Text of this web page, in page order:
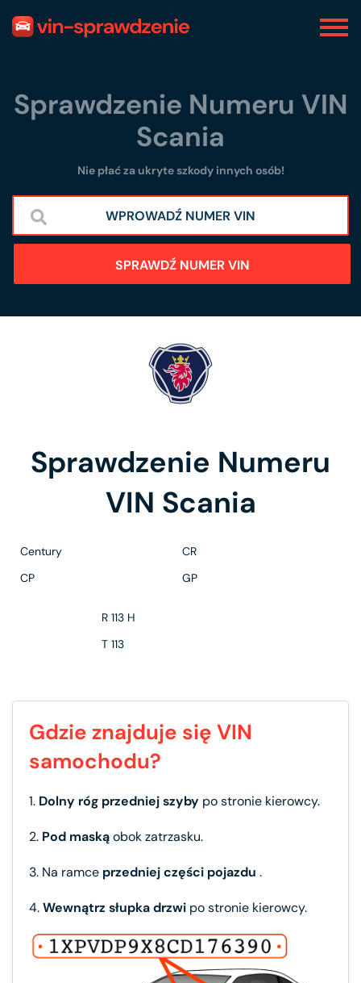
Sprawdzenie Numeru VIN
Scania
Nie płać za ukryte szkody innych osób!
SPRAWDŹ NUMER VIN
Sprawdzenie Numeru
VIN Scania
Century
CP
CR
GP
R 113 H
T 113
Gdzie znajduje się VIN
samochodu?
1. Dolny róg przedniej szyby po stronie kierowcy.
2. Pod maskąobok zatrzasku.
3. Na ramce przedniej części pojazdu .
4.Wewnątrz słupka drzwi po stronie kierowcy.